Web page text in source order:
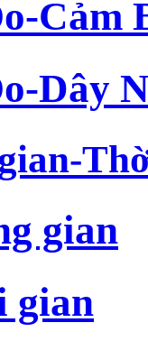
Cảm
Dây
gian
gian